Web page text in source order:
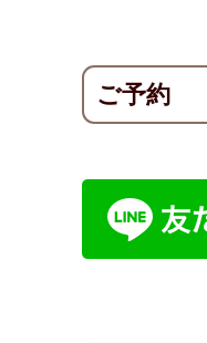
ご予約